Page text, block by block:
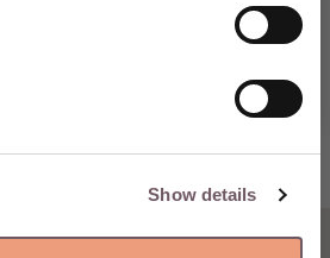
Show details
VYTVOŘTE SI ÚČET